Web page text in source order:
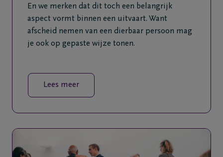
En we merken dat dit toch een belangrijk
aspect vormt binnen een uitvaart. Want
afscheid nemen van een dierbaar persoon mag
je ook op gepaste wijze tonen.
Lees meer